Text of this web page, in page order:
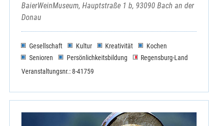
BaierWeinMuseum, Hauptstraße 1 b, 93090 Bach an der
Donau
Gesellschaft Kultur Kreativität
Kochen
Senioren
Persönlichkeitsbildung
Regensburg-Land
Veranstaltungsnr.: 8-41759